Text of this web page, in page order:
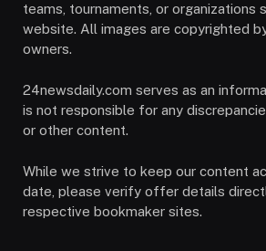
teams, tournaments, or organizations
website. All images are copyrighted
owners.
24newsdaily.com serves as an
is not responsible for any
or other content.
While we strive to keep our content
date, please verify offer details
respective bookmaker sites.